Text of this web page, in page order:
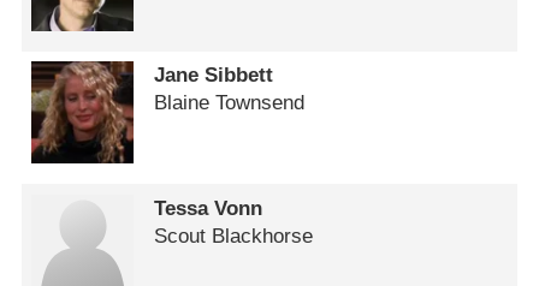
Jane Sibbett
Blaine Townsend
Tessa Vonn
Scout Blackhorse